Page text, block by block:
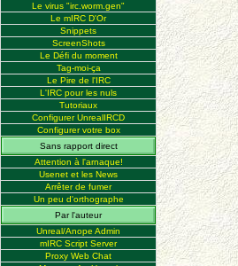
Le virus "irc.worm.gen"
Le mIRC D'Or
Snippets
ScreenShots
Le Défi du moment
Tag-moi-ça
Le Pire de l'IRC
L'IRC pour les nuls
Tutoriaux
Configurer UnrealIRCD
Configurer votre box
Sans rapport direct
Attention à l'arnaque!
Usenet et les News
Arrêter de fumer
Un peu d'orthographe
Par l'auteur
Unreal/Anope Admin
mIRC Script Server
Proxy Web Chat